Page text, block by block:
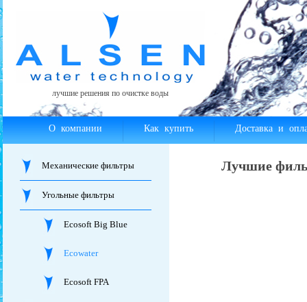
лучшие решения по очистке воды
О компании Как купить Доставка и
Механические фильтры
Угольные фильтры
Ecosoft Big Blue
Ecowater
Ecosoft FPA
Лучшие